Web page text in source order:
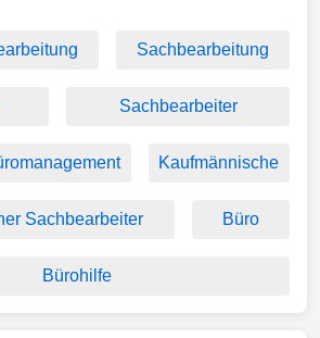
Sachbearbeitung
Sachbearbeiter
Kaufmännische
Sachbearbeiter Büro
Bürohilfe